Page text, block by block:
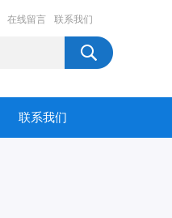
在线留言 联系我们
联系我们